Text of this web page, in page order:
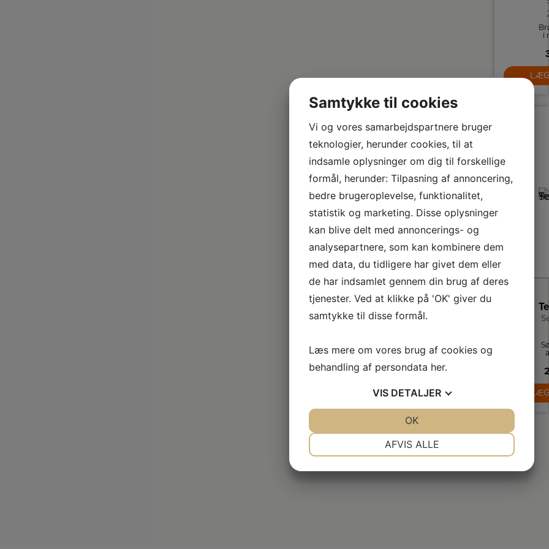
i
i
Samtykke til cookies
Vi og vores samarbejdspartnere bruger
teknologier, herunder cookies, til at
indsamle oplysninger om dig til forskellige
formål, herunder: Tilpasning af annoncering,
bedre brugeroplevelse, funktionalitet,
statistik og marketing. Disse oplysninger
kan blive delt med annoncerings- og
analysepartnere, som kan kombinere dem
med data, du tidligere har givet dem eller
de har indsamlet gennem din brug af deres
tjenester. Ved at klikke på 'OK' giver du
samtykke til disse formål.
Læs mere om vores brug af cookies og
behandling af persondata her.
VIS DETALJER
AFVIS ALLE
OK